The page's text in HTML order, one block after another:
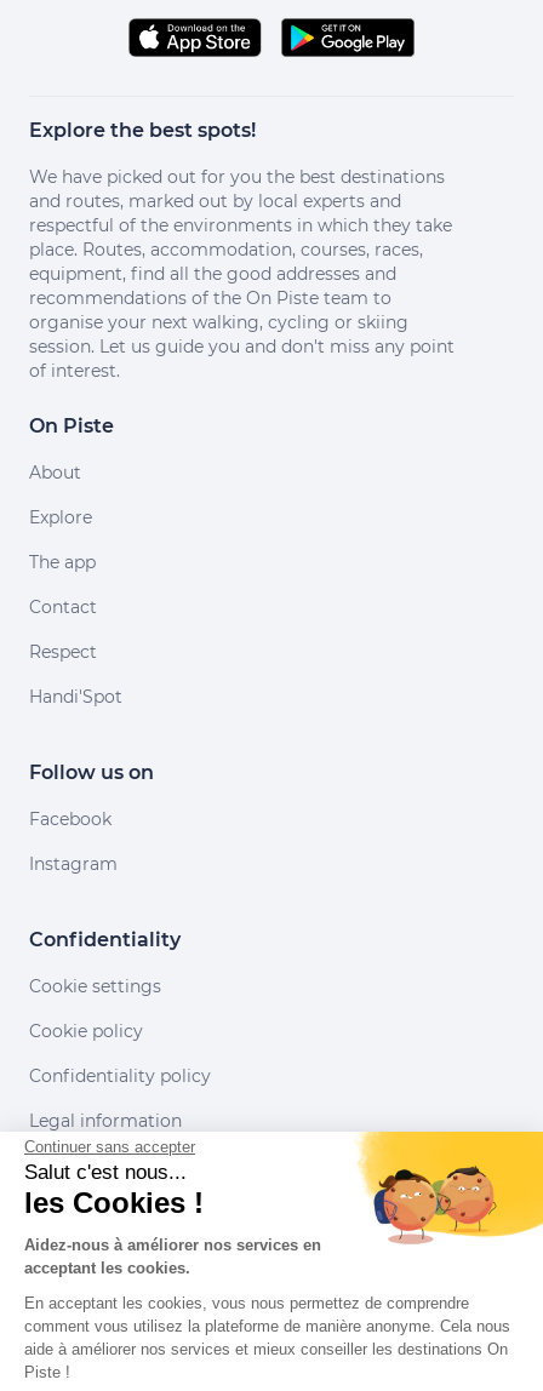
Explore the best spots!
We have picked out for you the best destinations
and routes, marked out by local experts and
respectful of the environments in which they take
place. Routes, accommodation, courses, races,
equipment, find all the good addresses and
recommendations of the On Piste team to
organise your next walking, cycling or skiing
session. Let us guide you and don't miss any point
of interest.
On Piste
About
Explore
The app
Contact
Respect
Handi'Spot
Follow us on
Facebook
Instagram
Confidentiality
Cookie settings
Cookie policy
Confidentiality policy
Legal information
Conditions of use
Our partners
Continuer sans accepter
Salut c'est nous...
les Cookies !
Aidez-nous à améliorer nos services en
acceptant les cookies.
En acceptant les cookies, vous nous permettez de comprendre
comment vous utilisez la plateforme de manière anonyme. Cela nous
aide à améliorer nos services et mieux conseiller les destinations On
Piste !